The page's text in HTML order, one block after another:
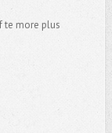
te more plus